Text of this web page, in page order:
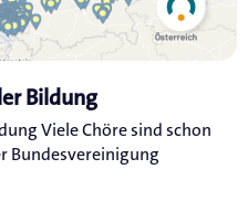
Bildung
Viele Chöre sind schon
Bundesvereinigung